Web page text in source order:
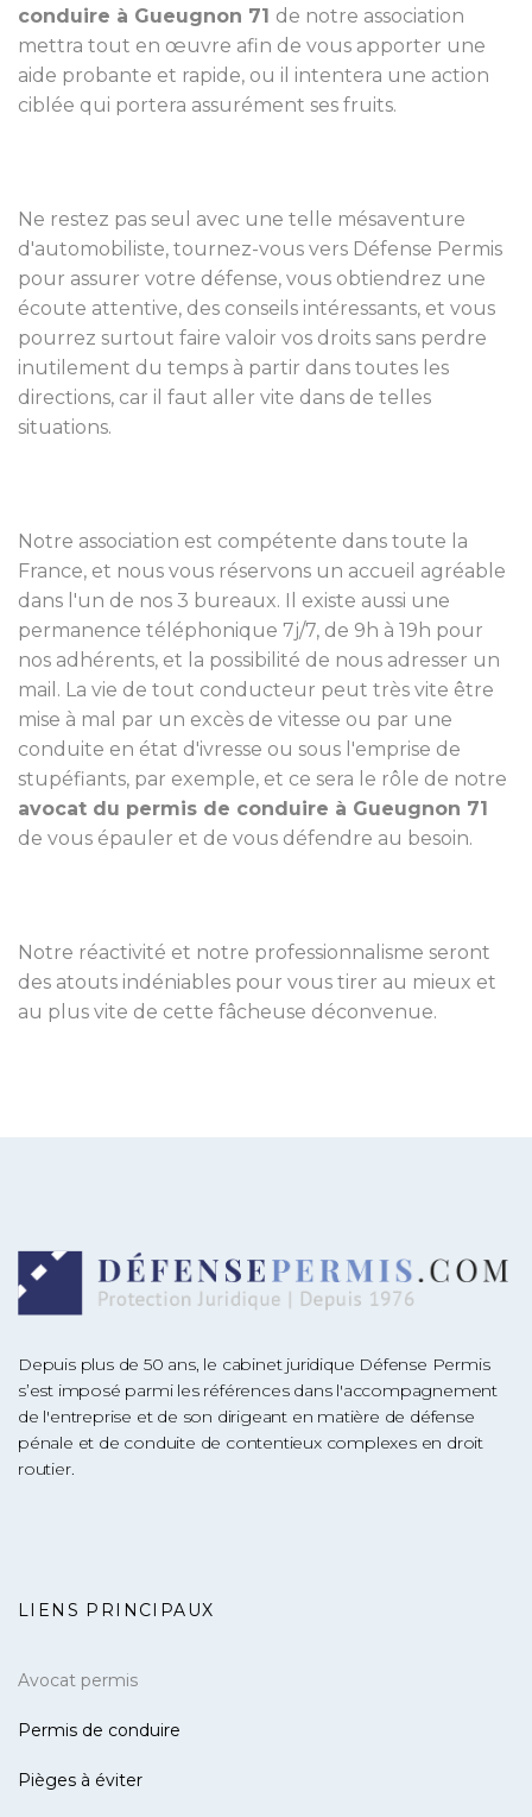
conduire à Gueugnon 71 de notre association
mettra tout en œuvre afin de vous apporter une
aide probante et rapide, ou il intentera une action
ciblée qui portera assurément ses fruits.
Ne restez pas seul avec une telle mésaventure
d'automobiliste, tournez-vous vers Défense Permis
pour assurer votre défense, vous obtiendrez une
écoute attentive, des conseils intéressants, et vous
pourrez surtout faire valoir vos droits sans perdre
inutilement du temps à partir dans toutes les
directions, car il faut aller vite dans de telles
situations.
Notre association est compétente dans toute la
France, et nous vous réservons un accueil agréable
dans l'un de nos 3 bureaux. Il existe aussi une
permanence téléphonique 7j/7, de 9h à 19h pour
nos adhérents, et la possibilité de nous adresser un
mail. La vie de tout conducteur peut très vite être
mise à mal par un excès de vitesse ou par une
conduite en état d'ivresse ou sous l'emprise de
stupéfiants, par exemple, et ce sera le rôle de notre
avocat du permis de conduire à Gueugnon 71
de vous épauler et de vous défendre au besoin.
Notre réactivité et notre professionnalisme seront
des atouts indéniables pour vous tirer au mieux et
au plus vite de cette fâcheuse déconvenue.
Depuis plus de 50 ans, le cabinet juridique Défense Permis
s’est imposé parmi les références dans l'accompagnement
de l'entreprise et de son dirigeant en matière de défense
pénale et de conduite de contentieux complexes en droit
routier.
LIENS PRINCIPAUX
Avocat permis
Permis de conduire
Pièges à éviter